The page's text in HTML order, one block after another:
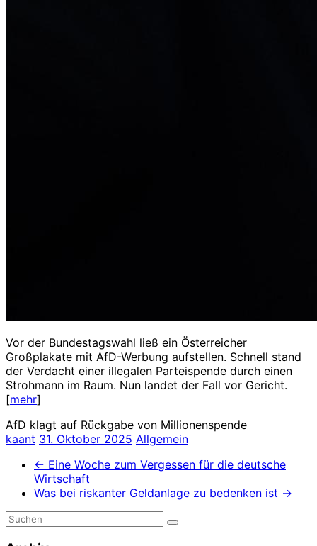
Vor der Bundestagswahl ließ ein Österreicher
Großplakate mit AfD-Werbung aufstellen. Schnell stand
der Verdacht einer illegalen Parteispende durch einen
Strohmann im Raum. Nun landet der Fall vor Gericht.
[mehr]
AfD klagt auf Rückgabe von Millionenspende
kaant 31. Oktober 2025 Allgemein
← Eine Woche zum Vergessen für die deutsche
Wirtschaft
Was bei riskanter Geldanlage zu bedenken ist →